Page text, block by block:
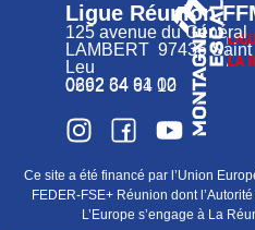
Ligue Réunion
125 avenue du Général
LAMBERT 97436 Saint
Leu
0262 34 91 02
0692 64 64 10
Ce site a été financé par l’Union
FEDER-FSE+ Réunion dont
L’Europe s’engage à La